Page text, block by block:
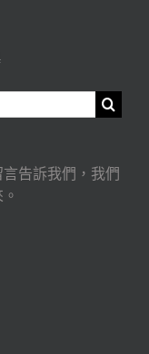
告訴我們，我們